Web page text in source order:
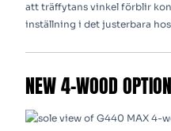
att träffytans vinkel förblir
inställning i det justerbara
NEW 4-WOOD OPTION